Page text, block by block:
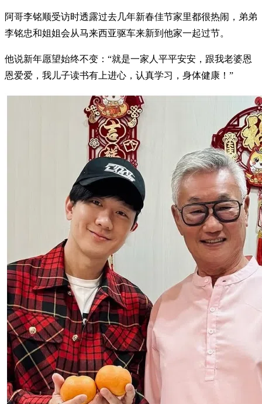
阿哥李铭顺受访时透露过去几年新春佳节家里都很热闹，弟弟
李铭忠和姐姐会从马来西亚驱车来新到他家一起过节。
他说新年愿望始终不变：“就是一家人平平安安，跟我老婆恩
恩爱爱，我儿子读书有上进心，认真学习，身体健康！”